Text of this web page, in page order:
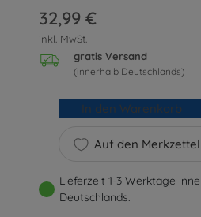
32,99 €
inkl. MwSt.
gratis Versand
(innerhalb Deutschlands)
Auf den Merkzettel
In den Warenkorb
Lieferzeit 1-3 Werktage
Deutschlands.